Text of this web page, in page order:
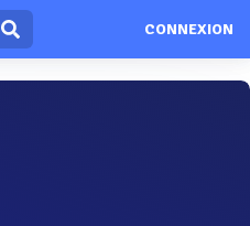
CONNEXION